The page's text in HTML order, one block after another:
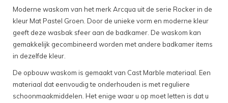
Moderne waskom van het merk Arcqua uit de serie Rocker in de
kleur Mat Pastel Groen. Door de unieke vorm en moderne kleur
geeft deze wasbak sfeer aan de badkamer. De waskom kan
gemakkelijk gecombineerd worden met andere badkamer items
in dezelfde kleur.
De opbouw waskom is gemaakt van Cast Marble materiaal. Een
materiaal dat eenvoudig te onderhouden is met reguliere
schoonmaakmiddelen. Het enige waar u op moet letten is dat u